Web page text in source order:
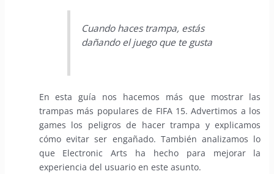
Cuando haces trampa, estás
dañando el juego que te gusta
En esta guía nos hacemos más que mostrar las
trampas más populares de FIFA 15. Advertimos a los
games los peligros de hacer trampa y explicamos
cómo evitar ser engañado. También analizamos lo
que Electronic Arts ha hecho para mejorar la
experiencia del usuario en este asunto.